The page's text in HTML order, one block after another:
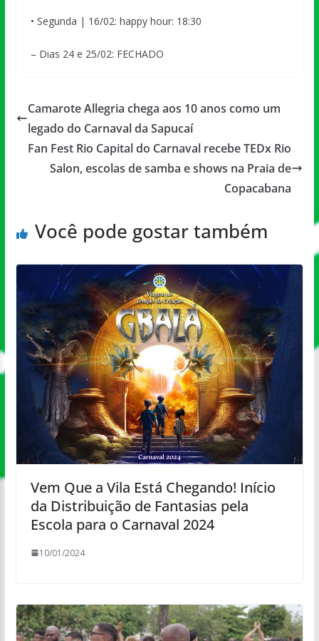
• Segunda | 16/02: happy hour: 18:30
– Dias 24 e 25/02: FECHADO
Camarote Allegria chega aos 10 anos como um
legado do Carnaval da Sapucaí
Fan Fest Rio Capital do Carnaval recebe TEDx Rio
Salon, escolas de samba e shows na Praia de
Copacabana
Você pode gostar também
Vem Que a Vila Está Chegando! Início
da Distribuição de Fantasias pela
Escola para o Carnaval 2024
10/01/2024